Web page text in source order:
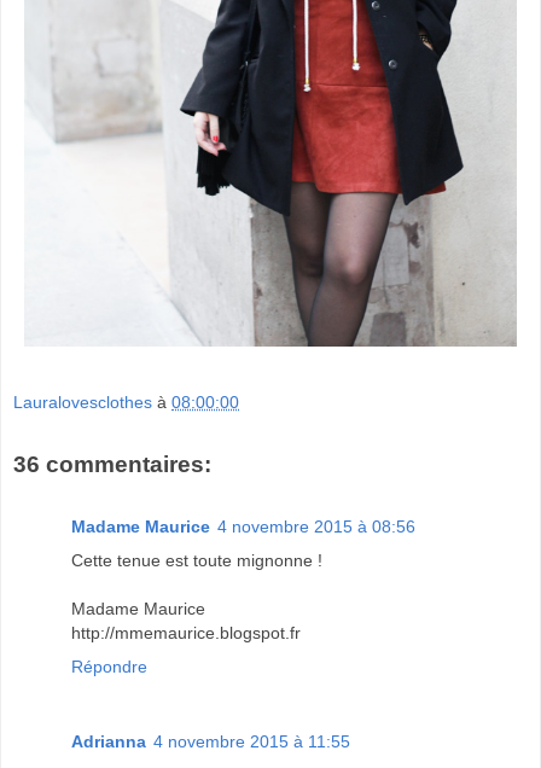
Lauralovesclothes à 08:00:00
36 commentaires:
Madame Maurice 4 novembre 2015 à 08:56
Cette tenue est toute mignonne !
Madame Maurice
http://mmemaurice.blogspot.fr
Répondre
Adrianna 4 novembre 2015 à 11:55